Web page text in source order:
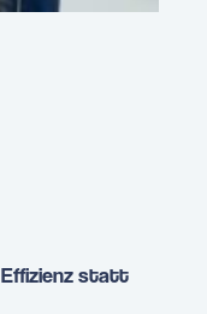
Effizienz statt